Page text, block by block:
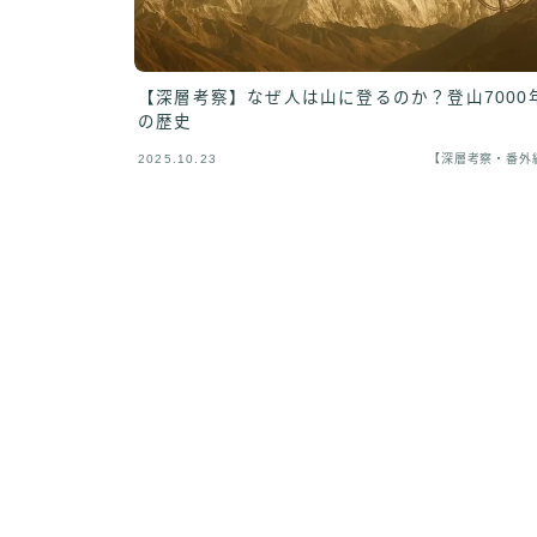
【深層考察】なぜ人は山に登るのか？登山7000
の歴史
2025.10.23 【深層考察・番外